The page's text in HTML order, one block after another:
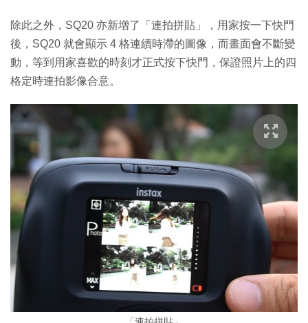
除此之外，SQ20 亦新增了「連拍拼貼」，用家按一下快門
後，SQ20 就會顯示 4 格連續時滯的圖像，而畫面會不斷變
動，等到用家喜歡的時刻才正式按下快門，保證照片上的四
格定時連拍影像合意。